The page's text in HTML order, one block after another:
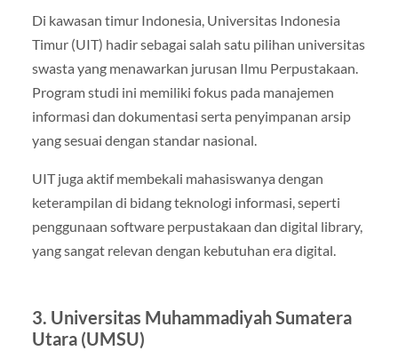
Di kawasan timur Indonesia, Universitas Indonesia
Timur (UIT) hadir sebagai salah satu pilihan universitas
swasta yang menawarkan jurusan Ilmu Perpustakaan.
Program studi ini memiliki fokus pada manajemen
informasi dan dokumentasi serta penyimpanan arsip
yang sesuai dengan standar nasional.
UIT juga aktif membekali mahasiswanya dengan
keterampilan di bidang teknologi informasi, seperti
penggunaan software perpustakaan dan digital library,
yang sangat relevan dengan kebutuhan era digital.
3. Universitas Muhammadiyah Sumatera
Utara (UMSU)